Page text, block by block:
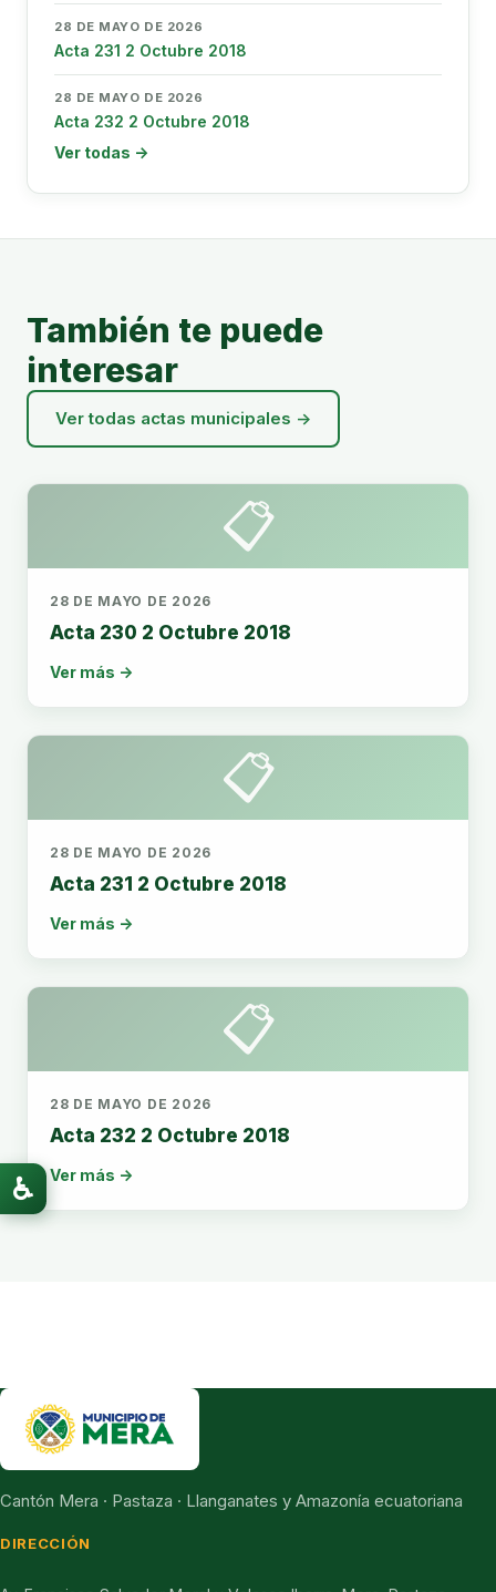
28 DE MAYO DE 2026
Acta 231 2 Octubre 2018
28 DE MAYO DE 2026
Acta 232 2 Octubre 2018
Ver todas →
También te puede
interesar
Ver todas actas municipales →
📋
28 DE MAYO DE 2026
Acta 230 2 Octubre 2018
Ver más →
📋
28 DE MAYO DE 2026
Acta 231 2 Octubre 2018
Ver más →
📋
28 DE MAYO DE 2026
Acta 232 2 Octubre 2018
Ver más →
Cantón Mera · Pastaza · Llanganates y Amazonía ecuatoriana
DIRECCIÓN
♿